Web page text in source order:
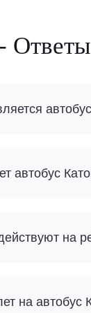
Ответы
автобус
на
на